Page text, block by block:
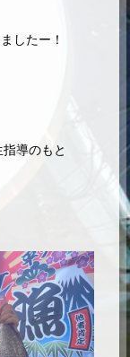
したー！
導のもと